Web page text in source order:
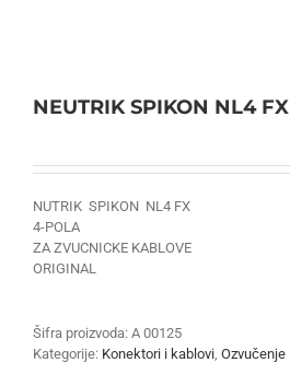
NEUTRIK SPIKON NL4 FX
NUTRIK SPIKON NL4 FX
4-POLA
ZA ZVUCNICKE KABLOVE
ORIGINAL
Šifra proizvoda: A 00125
Kategorije: Konektori i kablovi, Ozvučenje